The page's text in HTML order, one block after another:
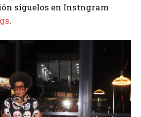
síguelos en Instngram
.